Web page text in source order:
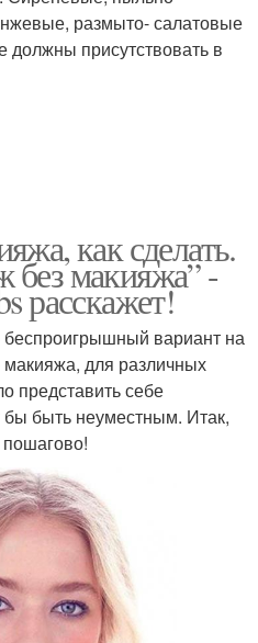
размыто- салатовые
должны присутствовать в
как сделать.
макияжа” -
расскажет!
беспроигрышный вариант на
для различных
представить себе
бы быть неуместным. Итак,